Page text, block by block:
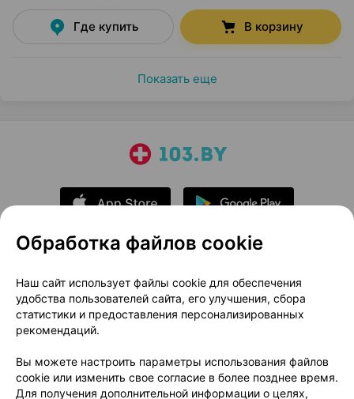
Где купить В корзину
Показать еще
О проекте
Новости проекта
Размещение рекламы
Медицинский маркетинг
Публичный договор
Доставка
Способы оплаты
Вакансии
Партнеры
Написать руководителю 103.by
Обработка файлов cookie
Наш сайт использует файлы cookie для обеспечения
удобства пользователей сайта, его улучшения, сбора
статистики и предоставления персонализированных
рекомендаций.
Вы можете настроить параметры использования файлов
cookie или изменить свое согласие в более позднее время.
Для получения дополнительной информации о целях,